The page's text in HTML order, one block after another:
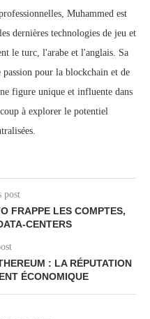
Muhammed est
dernières technologies de jeu et
le turc, l'arabe et l'anglais. Sa
pour la blockchain et de
figure unique et influente dans
à explorer le potentiel
post
FRAPPE LES COMPTES,
CENTERS
: LA RÉPUTATION
ÉCONOMIQUE